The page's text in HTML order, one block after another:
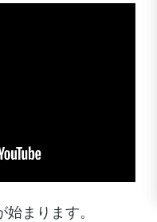
まります。